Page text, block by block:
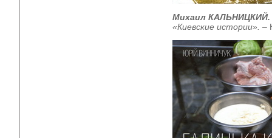
Михаил КАЛЬНИЦКИЙ.
«Киевские истории». –